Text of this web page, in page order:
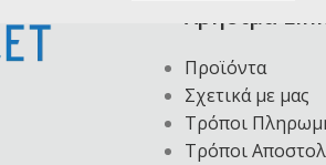
Χρήσιμα
Προϊόντα
Σχετικά με μας
Τρόποι
Τρόποι